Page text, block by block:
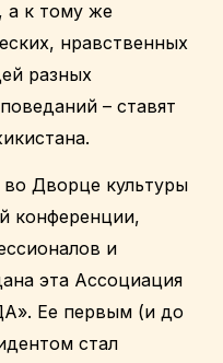
а к тому же
нравственных
разных
– ставят
Дворце культуры
конференции,
и
эта Ассоциация
Ее первым (и до
стал